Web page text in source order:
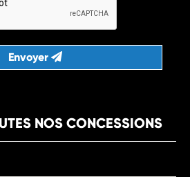
Envoyer
NOS CONCESSIONS